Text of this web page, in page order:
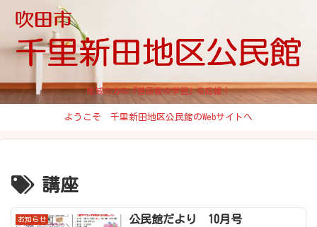
地域の方の『普段着の学習』を応援！
ようこそ 千里新田地区公民館のWebサイトへ
講座
お知らせ
公民館だより 10月号